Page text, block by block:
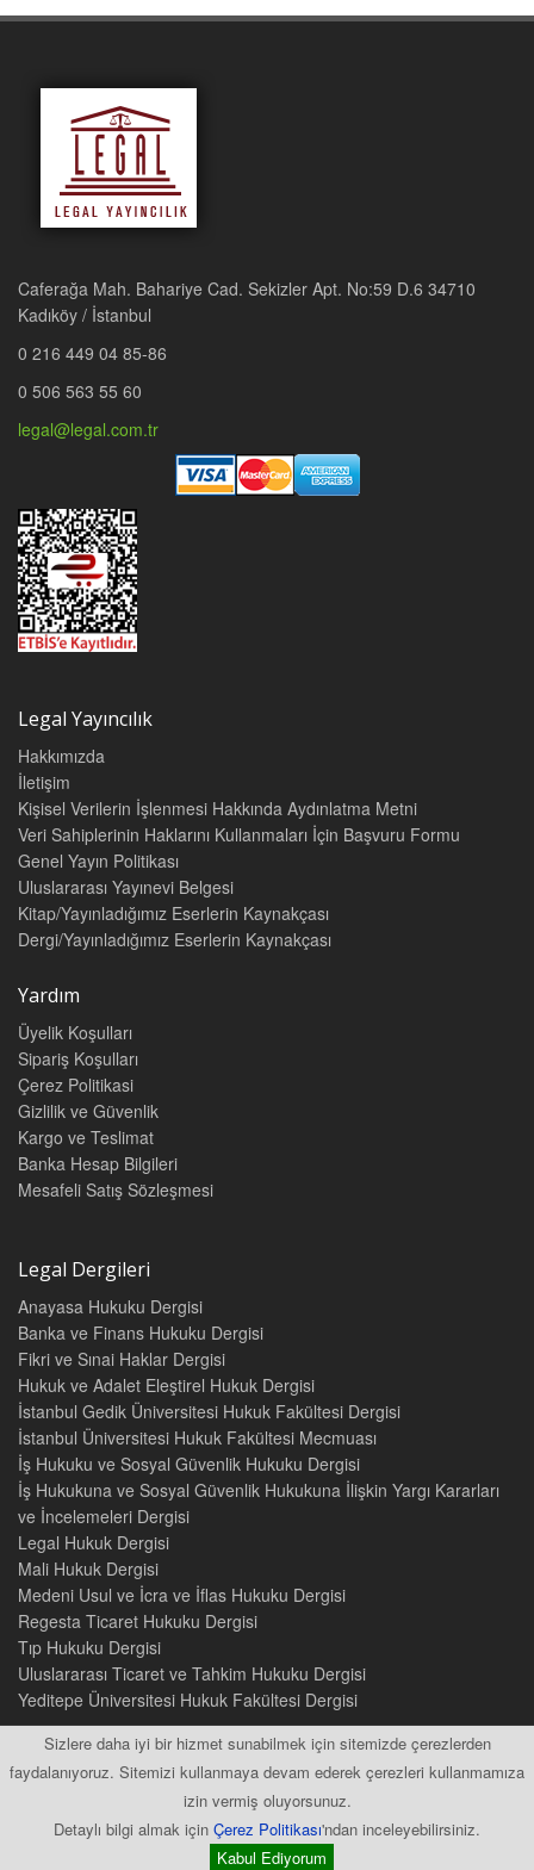
Sizlere daha iyi bir hizmet sunabilmek için sitemizde çerezlerden
faydalanıyoruz. Sitemizi kullanmaya devam ederek çerezleri kullanmamıza
izin vermiş oluyorsunuz.
Detaylı bilgi almak için Çerez Politikası'ndan inceleyebilirsiniz.
Kabul Ediyorum
Caferağa Mah. Bahariye Cad. Sekizler Apt. No:59 D.6 34710
Kadıköy / İstanbul
0 216 449 04 85-86
0 506 563 55 60
legal@legal.com.tr
Legal Yayıncılık
Hakkımızda
İletişim
Kişisel Verilerin İşlenmesi Hakkında Aydınlatma Metni
Veri Sahiplerinin Haklarını Kullanmaları İçin Başvuru Formu
Genel Yayın Politikası
Uluslararası Yayınevi Belgesi
Kitap/Yayınladığımız Eserlerin Kaynakçası
Dergi/Yayınladığımız Eserlerin Kaynakçası
Yardım
Üyelik Koşulları
Sipariş Koşulları
Çerez Politikasi
Gizlilik ve Güvenlik
Kargo ve Teslimat
Banka Hesap Bilgileri
Mesafeli Satış Sözleşmesi
Legal Dergileri
Anayasa Hukuku Dergisi
Banka ve Finans Hukuku Dergisi
Fikri ve Sınai Haklar Dergisi
Hukuk ve Adalet Eleştirel Hukuk Dergisi
İstanbul Gedik Üniversitesi Hukuk Fakültesi Dergisi
İstanbul Üniversitesi Hukuk Fakültesi Mecmuası
İş Hukuku ve Sosyal Güvenlik Hukuku Dergisi
İş Hukukuna ve Sosyal Güvenlik Hukukuna İlişkin Yargı Kararları
ve İncelemeleri Dergisi
Legal Hukuk Dergisi
Mali Hukuk Dergisi
Medeni Usul ve İcra ve İflas Hukuku Dergisi
Regesta Ticaret Hukuku Dergisi
Tıp Hukuku Dergisi
Uluslararası Ticaret ve Tahkim Hukuku Dergisi
Yeditepe Üniversitesi Hukuk Fakültesi Dergisi
2015 © Tüm Hakları Saklıdır